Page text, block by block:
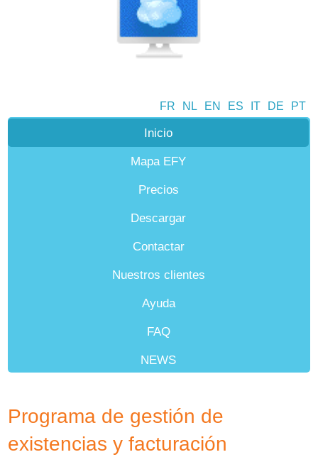
FR NL EN ES IT DE PT
Inicio
Mapa EFY
Precios
Descargar
Contactar
Nuestros clientes
Ayuda
FAQ
NEWS
Programa de gestión de
existencias y facturación